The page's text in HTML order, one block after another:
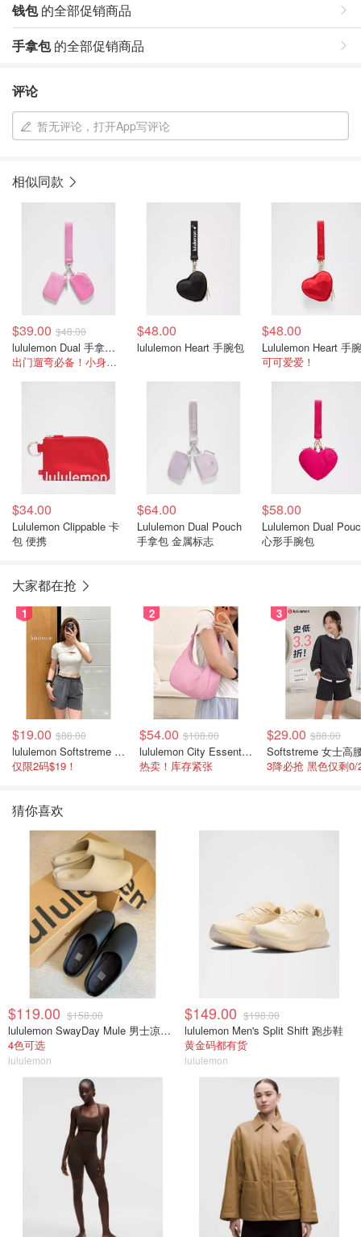
钱包的全部促销商品
手拿包的全部促销商品
评论
暂无评论，打开App写评论
相似同款
$39.00 $48.00
lululemon Dual 手拿双袋包
出门遛弯必备！小身材大容量
$48.00
lululemon Heart 手腕包
$48.00
可可爱爱！
$34.00
Lululemon Clippable 卡
包 便携
$64.00
Lululemon Dual Pouch
手拿包 金属标志
$58.00
Lululemon Dual
心形手腕包
大家都在抢
1
$19.00 $88.00
lululemon Softstreme 女士高腰短裤 10cm
仅限2码$19！
2
$54.00 $108.00
lululemon City Essentials 肩背包 4L
热卖！库存紧张
3
$29.00 $88.00
猜你喜欢
$119.00 $158.00
lululemon SwayDay Mule 男士凉拖鞋
4色可选
lululemon
$149.00 $198.00
lululemon Men's Split Shift 跑步鞋
黄金码都有货
lululemon